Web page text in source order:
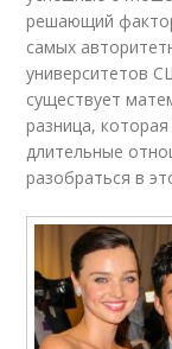
решающий
самых
университетов
существует
разница,
длительные
разобраться в